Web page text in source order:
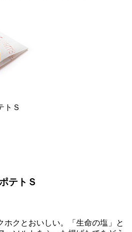
トＳ
テトＳ
ホクとおいしい。「生命の塩」と